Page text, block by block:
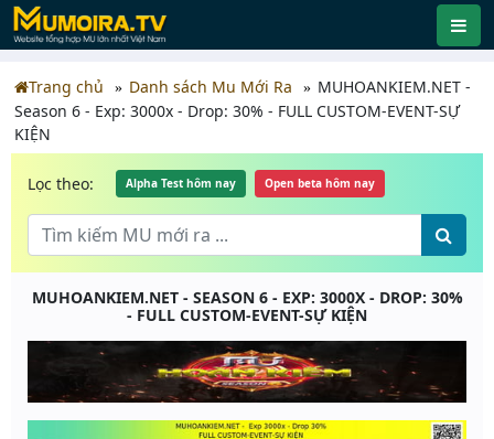
Trang chủ Danh sách Mu Mới Ra
MUHOANKIEM.NET -
Season 6 - Exp: 3000x - Drop: 30% - FULL CUSTOM-EVENT-SỰ
KIỆN
Lọc theo: Alpha Test hôm nay Open beta hôm nay
MUHOANKIEM.NET - SEASON 6 - EXP: 3000X - DROP: 30%
- FULL CUSTOM-EVENT-SỰ KIỆN